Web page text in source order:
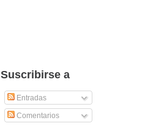
Suscribirse a
Entradas
Comentarios